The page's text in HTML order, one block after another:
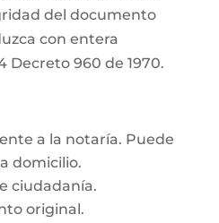
del documento
con entera
Decreto 960 de 1970.
a la notaría. Puede
domicilio.
ciudadanía.
original.